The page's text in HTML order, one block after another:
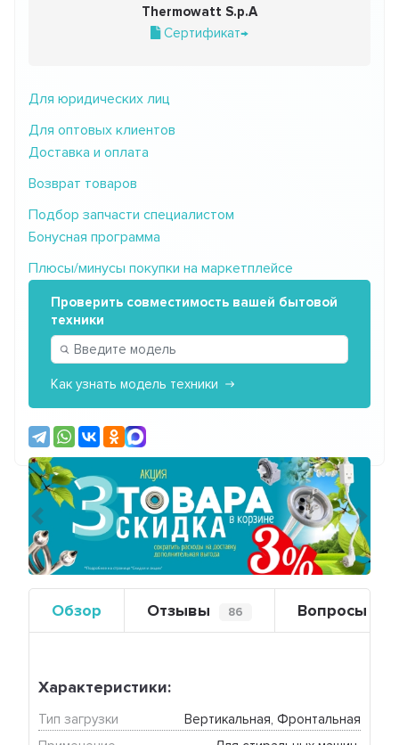
Thermowatt S.p.A
Сертификат→
Для юридических лиц
Для оптовых клиентов
Доставка и оплата
Возврат товаров
Подбор запчасти специалистом
Бонусная программа
Плюсы/минусы покупки на маркетплейсе
Проверить совместимость вашей бытовой
техники
Как узнать модель техники
Предыдущий
Обзор Отзывы 86 Вопросы
Характеристики:
Тип загрузки
Вертикальная, Фронтальная